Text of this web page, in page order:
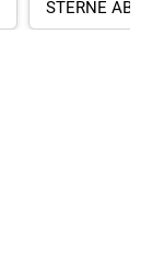
STERNE